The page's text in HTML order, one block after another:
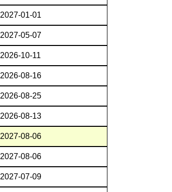
2027-01-01
2027-05-07
2026-10-11
2026-08-16
2026-08-25
2026-08-13
2027-08-06
2027-08-06
2027-07-09